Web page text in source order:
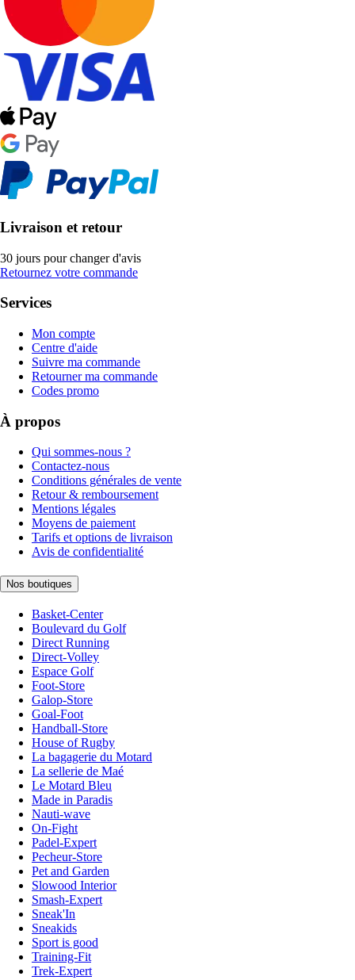
Livraison et retour
30 jours pour changer d'avis
Retournez votre commande
Services
Mon compte
Centre d'aide
Suivre ma commande
Retourner ma commande
Codes promo
À propos
Qui sommes-nous ?
Contactez-nous
Conditions générales de vente
Retour & remboursement
Mentions légales
Moyens de paiement
Tarifs et options de livraison
Avis de confidentialité
Nos boutiques
Basket-Center
Boulevard du Golf
Direct Running
Direct-Volley
Espace Golf
Foot-Store
Galop-Store
Goal-Foot
Handball-Store
House of Rugby
La bagagerie du Motard
La sellerie de Maé
Le Motard Bleu
Made in Paradis
Nauti-wave
On-Fight
Padel-Expert
Pecheur-Store
Pet and Garden
Slowood Interior
Smash-Expert
Sneak'In
Sneakids
Sport is good
Training-Fit
Trek-Expert